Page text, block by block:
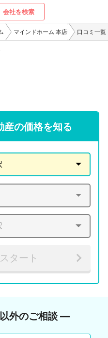
会社を検索
マインドホーム 本店 口コミ一覧
産の価格を知る
タート
外のご相談 ―